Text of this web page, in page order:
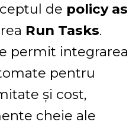
de policy as
Run Tasks.
permit integrarea
pentru
și cost,
cheie ale